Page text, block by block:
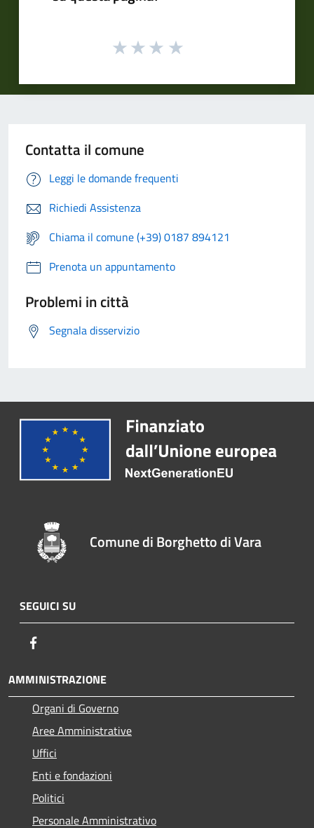
Contatta il comune
Leggi le domande frequenti
Richiedi Assistenza
Chiama il comune (+39) 0187 894121
Prenota un appuntamento
Problemi in città
Segnala disservizio
Comune di Borghetto di Vara
SEGUICI SU
AMMINISTRAZIONE
Organi di Governo
Aree Amministrative
Uffici
Enti e fondazioni
Politici
Personale Amministrativo